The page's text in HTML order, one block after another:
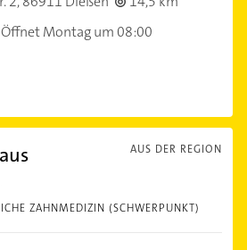
Öffnet Montag um 08:00
AUS DER REGION
ZAHNMEDIZIN (SCHWERPUNKT)